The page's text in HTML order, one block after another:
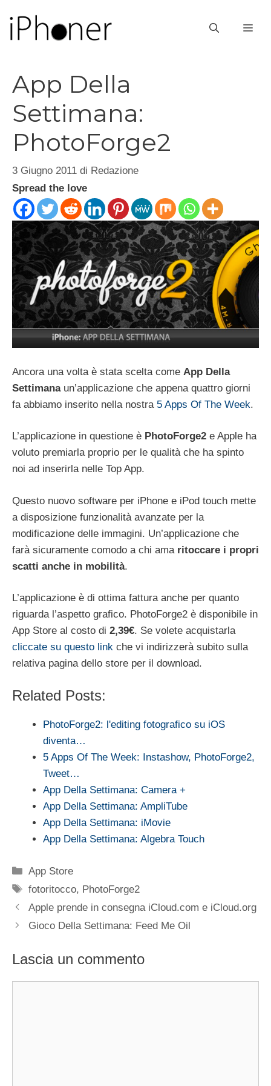
contenuto
App Della
Settimana:
PhotoForge2
3 Giugno 2011 di Redazione
Spread the love
Ancora una volta è stata scelta come App Della
Settimanaun’applicazione che appena quattro giorni
fa abbiamo inserito nella nostra 5 Apps Of The Week.
L’applicazione in questione è PhotoForge2 e Apple ha
voluto premiarla proprio per le qualità che ha spinto
noi ad inserirla nelle Top App.
Questo nuovo software per iPhone e iPod touch mette
a disposizione funzionalità avanzate per la
modificazione delle immagini. Un’applicazione che
farà sicuramente comodo a chi ama ritoccare i propri
scatti anche in mobilità.
L’applicazione è di ottima fattura anche per quanto
riguarda l’aspetto grafico. PhotoForge2 è disponibile in
App Store al costo di 2,39€. Se volete acquistarla
cliccate su questo link che vi indirizzerà subito sulla
relativa pagina dello store per il download.
Related Posts:
PhotoForge2: l'editing fotografico su iOS
diventa…
5 Apps Of The Week: Instashow, PhotoForge2,
Tweet…
App Della Settimana: Camera +
App Della Settimana: AmpliTube
App Della Settimana: iMovie
App Della Settimana: Algebra Touch
Categorie
App Store
Tag
fotoritocco, PhotoForge2
Apple prende in consegna iCloud.com e iCloud.org
Gioco Della Settimana: Feed Me Oil
Lascia un commento